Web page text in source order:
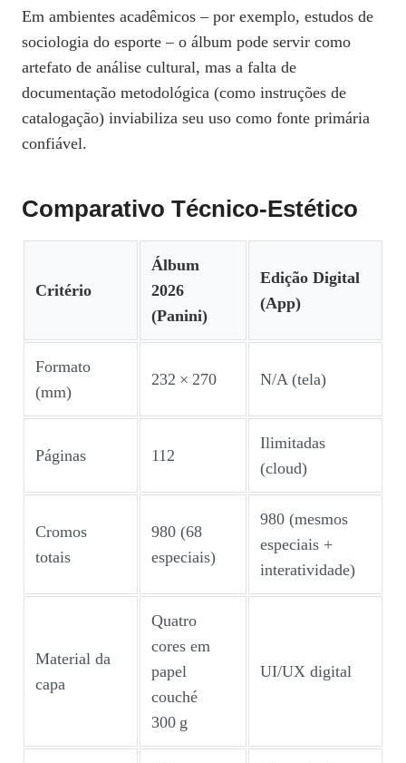
Em ambientes acadêmicos – por exemplo, estudos de
sociologia do esporte – o álbum pode servir como
artefato de análise cultural, mas a falta de
documentação metodológica (como instruções de
catalogação) inviabiliza seu uso como fonte primária
confiável.
Comparativo Técnico‑estético
Critério
Álbum
2026
(Panini)
Edição Digital
(App)
Formato
(mm)
232 × 270 N/A (tela)
Páginas 112
Ilimitadas
(cloud)
Cromos
totais
980 (68
especiais)
980 (mesmos
especiais +
interatividade)
Material da
capa
Quatro
cores em
papel
couché
300 g
UI/UX digital